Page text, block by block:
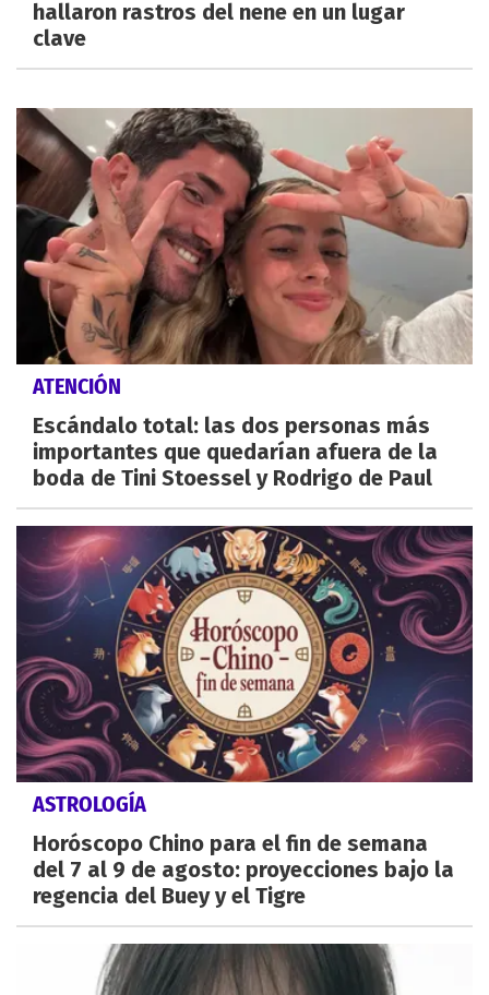
hallaron rastros del nene en un lugar
clave
ATENCIÓN
Escándalo total: las dos personas más
importantes que quedarían afuera de la
boda de Tini Stoessel y Rodrigo de Paul
ASTROLOGÍA
Horóscopo Chino para el fin de semana
del 7 al 9 de agosto: proyecciones bajo la
regencia del Buey y el Tigre